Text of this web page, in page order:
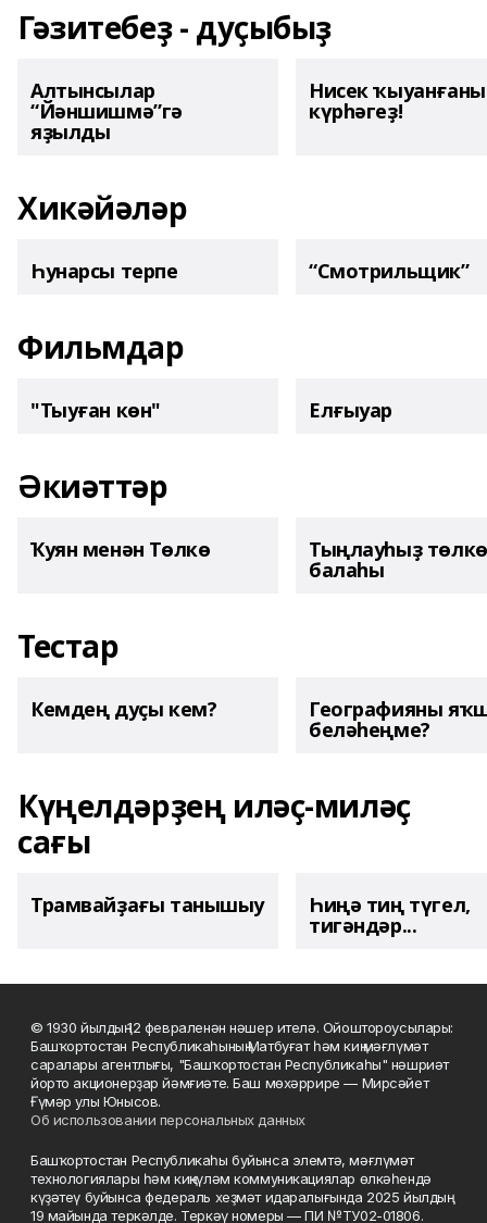
Гәзитебеҙ - дуҫыбыҙ
Алтынсылар
“Йәншишмә”гә
яҙылды
Нисек
күрһәгеҙ!
Хикәйәләр
Һунарсы терпе “Смотрильщик”
Фильмдар
"Тыуған көн" Елғыуар
Әкиәттәр
Ҡуян менән Төлкө Тыңлауһыҙ төлкө
балаһы
Тестар
Кемдең дуҫы кем? Географияны
беләһеңме?
Күңелдәрҙең иләҫ-миләҫ
сағы
Трамвайҙағы танышыу Һиңә тиң түгел,
тигәндәр...
© 1930 йылдың 12 февраленән нәшер ителә. Ойоштороусылары:
Башҡортостан Республикаһының Матбуғат һәм киң мәғлүмәт
саралары агентлығы, "Башҡортостан Республикаһы" нәшриәт
йорто акционерҙар йәмғиәте. Баш мөхәррире — Мирсәйет
Ғүмәр улы Юнысов.
Об использовании персональных данных
Башҡортостан Республикаһы буйынса элемтә, мәғлүмәт
технологиялары һәм киңкүләм коммуникациялар өлкәһендә
күҙәтеү буйынса федераль хеҙмәт идаралығында 2025 йылдың
19 майында теркәлде. Теркәү номеры — ПИ №ТУ02-01806.